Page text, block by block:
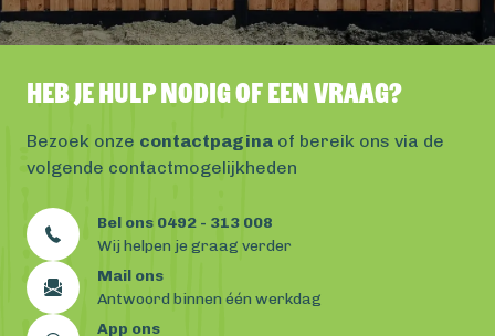
Heb je hulp nodig of een vraag?
Bezoek onze contactpagina of bereik ons via de
volgende contactmogelijkheden
Bel ons 0492 - 313 008
Wij helpen je graag verder
Mail ons
Antwoord binnen één werkdag
App ons